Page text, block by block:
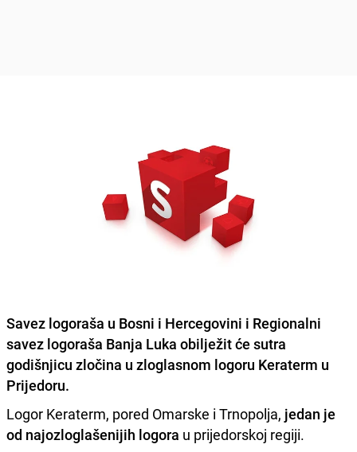
Savez logoraša u Bosni i Hercegovini i Regionalni
savez logoraša Banja Luka obilježit će sutra
godišnjicu zločina u zloglasnom logoru Keraterm u
Prijedoru.
Logor Keraterm, pored Omarske i Trnopolja, jedan je
od najozloglašenijih logora u prijedorskoj regiji.